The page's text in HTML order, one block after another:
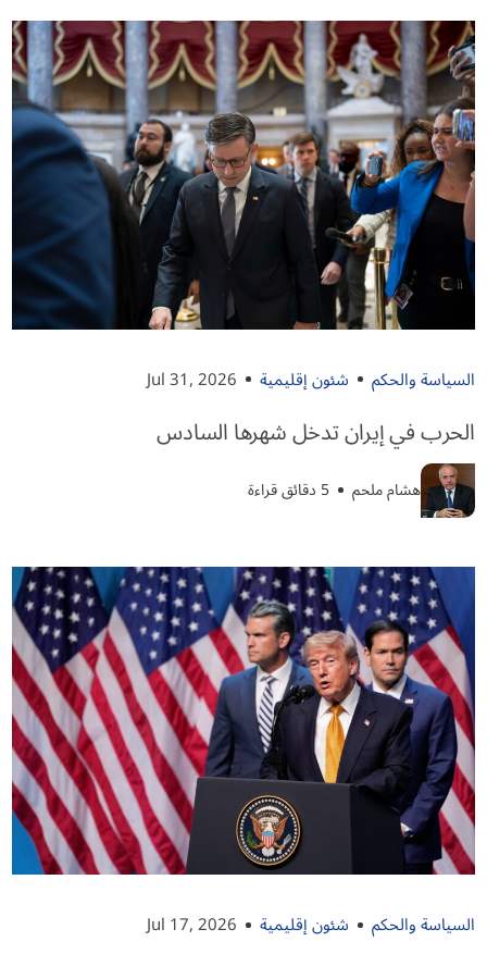
السياسة والحكم شئون إقليمية Jul 31, 2026
الحرب في إيران تدخل شهرها السادس
هشام ملحم 5 دقائق قراءة
السياسة والحكم شئون إقليمية Jul 17, 2026